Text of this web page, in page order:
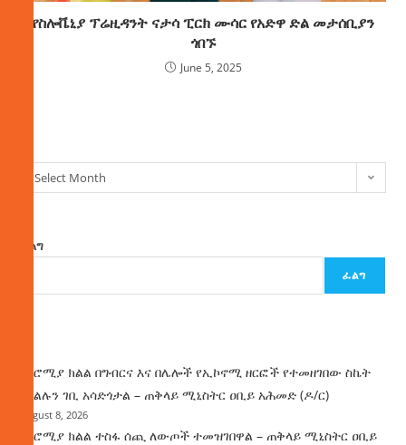
የስሎቬኒያ ፕሬዚዳንት ናታሳ ፒርክ ሙሳር የአድዋ ድል መታሰቢያን
ጎበኙ
June 5, 2025
Select Month
ፈልግ
ፈልግ
በኦሮሚያ ክልል በግብርና እና በሌሎች የኢኮኖሚ ዘርፎች የተመዘገበው ስኬት
የክልሉን ገቢ አሳድጎታል – ጠቅላይ ሚኒስትር ዐቢይ አሕመድ (ዶ/ር)
August 8, 2026
በኦሮሚያ ክልል ተስፋ ሰጪ ለውጦች ተመዝገበዋል – ጠቅላይ ሚኒስትር ዐቢይ